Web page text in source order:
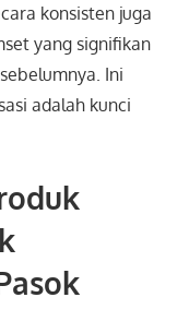
konsisten juga
yang signifikan
Ini
adalah kunci